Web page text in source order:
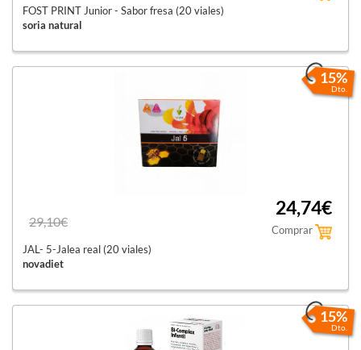
FOST PRINT Junior - Sabor fresa (20 viales)
soria natural
15%
Dto.
29,10€
24,74€
Comprar
JAL- 5-Jalea real (20 viales)
novadiet
15%
Dto.